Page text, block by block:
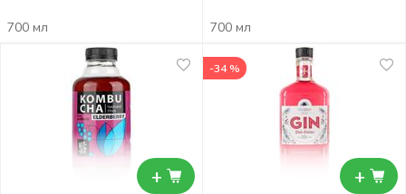
700 мл 700 мл
+ +
-34 %